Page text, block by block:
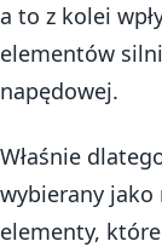
a to z kolei
elementów
napędowej.
Właśnie
wybierany jako
elementy,